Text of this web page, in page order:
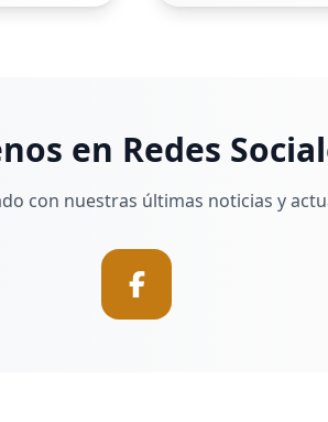
en Redes
con nuestras últimas noticias y